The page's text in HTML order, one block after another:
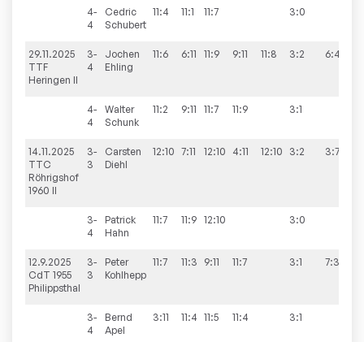
4-
4
Cedric
Schubert
11:4 11:1 11:7 3:0
29.11.2025
TTF
Heringen II
3-
4
Jochen
Ehling
11:6 6:11 11:9 9:11 11:8 3:2 6:4
4-
4
Walter
Schunk
11:2 9:11 11:7 11:9 3:1
14.11.2025
TTC
Röhrigshof
1960 II
3-
3
Carsten
Diehl
12:10 7:11 12:10 4:11 12:10 3:2 3:7
3-
4
Patrick
Hahn
11:7 11:9 12:10 3:0
12.9.2025
CdT 1955
Philippsthal
3-
3
Peter
Kohlhepp
11:7 11:3 9:11 11:7 3:1 7:3
3-
4
Bernd
Apel
3:11 11:4 11:5 11:4 3:1